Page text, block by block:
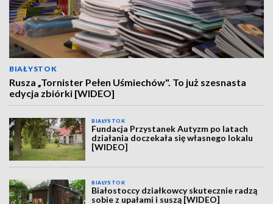
BIAŁYSTOK
Rusza „Tornister Pełen Uśmiechów". To już szesnasta
edycja zbiórki [WIDEO]
BIAŁYSTOK
Fundacja Przystanek Autyzm po latach
działania doczekała się własnego lokalu
[WIDEO]
BIAŁYSTOK
Białostoccy działkowcy skutecznie radzą
sobie z upałami i suszą [WIDEO]